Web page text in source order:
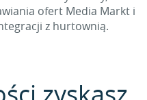
ofert Media Markt i
z hurtownią.